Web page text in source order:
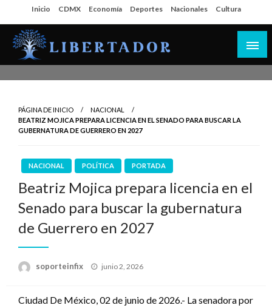
al
contenido
Inicio CDMX Economía Deportes Nacionales Cultura
PÁGINA DE INICIO
NACIONAL
BEATRIZ MOJICA PREPARA LICENCIA EN EL SENADO PARA BUSCAR LA
GUBERNATURA DE GUERRERO EN 2027
NACIONAL POLÍTICA PORTADA
Beatriz Mojica prepara licencia en el
Senado para buscar la gubernatura
de Guerrero en 2027
soporteinfix
Publicado
junio 2, 2026
Ciudad De México, 02 de junio de 2026.- La senadora por